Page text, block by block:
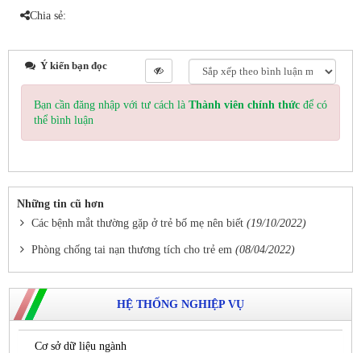
Chia sẻ:
Ý kiến bạn đọc
Bạn cần đăng nhập với tư cách là Thành viên chính thức để có
thể bình luận
Những tin cũ hơn
Các bệnh mắt thường gặp ở trẻ bố mẹ nên biết (19/10/2022)
Phòng chống tai nạn thương tích cho trẻ em (08/04/2022)
HỆ THỐNG NGHIỆP VỤ
Cơ sở dữ liệu ngành